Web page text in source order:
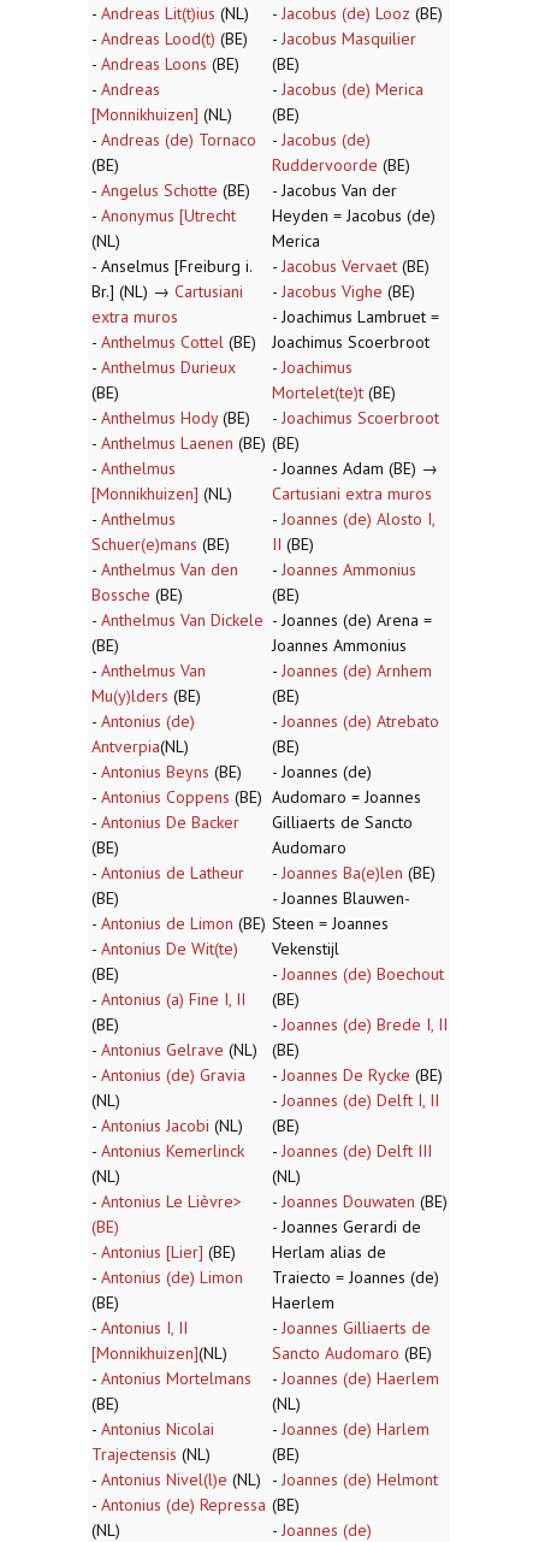
- Andreas Lit(t)ius (NL)
- Andreas Lood(t) (BE)
- Andreas Loons (BE)
- Andreas
[Monnikhuizen] (NL)
- Andreas (de) Tornaco
(BE)
- Angelus Schotte (BE)
- Anonymus [Utrecht
(NL)
- Anselmus [Freiburg i.
Br.] (NL) → Cartusiani
extra muros
- Anthelmus Cottel (BE)
- Anthelmus Durieux
(BE)
- Anthelmus Hody(BE)
- Anthelmus Laenen (BE)
- Anthelmus
[Monnikhuizen] (NL)
- Anthelmus
Schuer(e)mans (BE)
- Anthelmus Van den
Bossche (BE)
- Anthelmus Van Dickele
(BE)
- Anthelmus Van
Mu(y)lders (BE)
- Antonius (de)
Antverpia(NL)
- Antonius Beyns (BE)
- Antonius Coppens (BE)
- Antonius De Backer
(BE)
- Antonius de Latheur
(BE)
- Antonius de Limon (BE)
- Antonius De Wit(te)
(BE)
- Antonius (a) Fine I, II
(BE)
- Antonius Gelrave (NL)
- Antonius (de) Gravia
(NL)
- Antonius Jacobi (NL)
- Antonius Kemerlinck
(NL)
- Antonius Le Lièvre>
(BE)
- Antonius [Lier] (BE)
- Antonius (de) Limon
(BE)
- Antonius I, II
[Monnikhuizen](NL)
- Antonius Mortelmans
(BE)
- Antonius Nicolai
Trajectensis (NL)
- Antonius Nivel(l)e (NL)
- Antonius (de) Repressa
(NL)
- Jacobus (de) Looz (BE)
- Jacobus Masquilier
(BE)
- Jacobus (de) Merica
(BE)
- Jacobus (de)
Ruddervoorde (BE)
- Jacobus Van der
Heyden = Jacobus (de)
Merica
- Jacobus Vervaet (BE)
- Jacobus Vighe (BE)
- Joachimus Lambruet =
Joachimus Scoerbroot
- Joachimus
Mortelet(te)t (BE)
- Joachimus Scoerbroot
(BE)
- Joannes Adam (BE) →
Cartusiani extra muros
- Joannes (de) Alosto I,
II (BE)
- Joannes Ammonius
(BE)
- Joannes (de) Arena =
Joannes Ammonius
- Joannes (de) Arnhem
(BE)
- Joannes (de) Atrebato
(BE)
- Joannes (de)
Audomaro = Joannes
Gilliaerts de Sancto
Audomaro
- Joannes Ba(e)len (BE)
- Joannes Blauwen-
Steen = Joannes
Vekenstijl
- Joannes (de) Boechout
(BE)
- Joannes (de) Brede I, II
(BE)
- Joannes De Rycke (BE)
- Joannes (de) Delft I, II
(BE)
- Joannes (de) Delft III
(NL)
- Joannes Douwaten (BE)
- Joannes Gerardi de
Herlam alias de
Traiecto = Joannes (de)
Haerlem
- Joannes Gilliaerts de
Sancto Audomaro (BE)
- Joannes (de) Haerlem
(NL)
- Joannes (de) Harlem
(BE)
- Joannes (de) Helmont
(BE)
- Joannes (de)